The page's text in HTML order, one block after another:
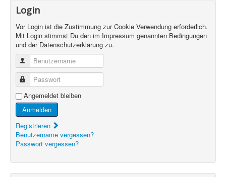
Login
Vor Login ist die Zustimmung zur Cookie Verwendung erforderlich.
Mit Login stimmst Du den im Impressum genannten Bedingungen
und der Datenschutzerklärung zu.
Benutzername
Passwort
Angemeldet bleiben
Anmelden
Registrieren
Benutzername vergessen?
Passwort vergessen?